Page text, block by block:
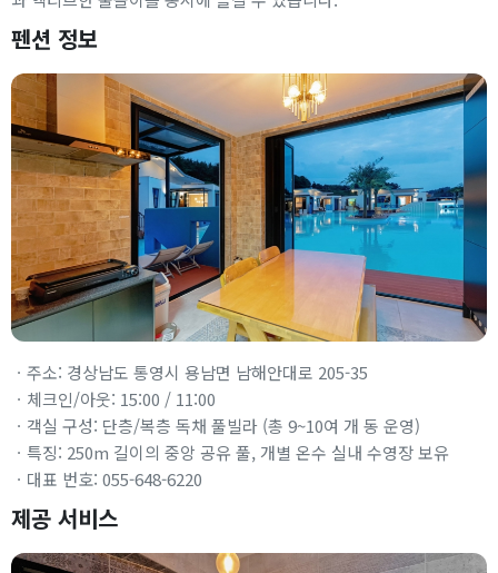
펜션 정보
ㆍ주소: 경상남도 통영시 용남면 남해안대로 205-35
ㆍ체크인/아웃: 15:00 / 11:00
ㆍ객실 구성: 단층/복층 독채 풀빌라 (총 9~10여 개 동 운영)
ㆍ특징: 250m 길이의 중앙 공유 풀, 개별 온수 실내 수영장 보유
ㆍ대표 번호: 055-648-6220
제공 서비스